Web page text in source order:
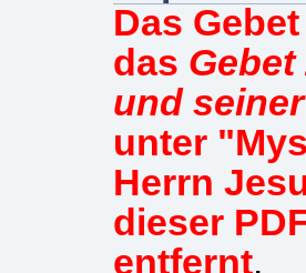
Das
das
und
unter
Herrn
dieser
entfernt.